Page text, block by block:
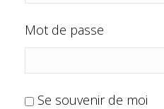
Mot de passe
Se souvenir de moi